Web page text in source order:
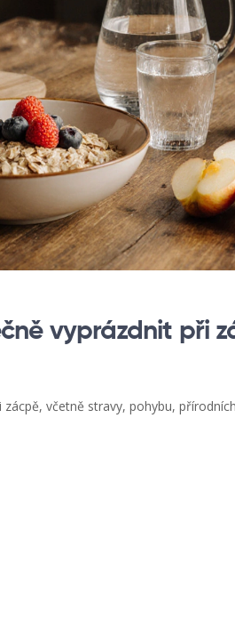
vyprázdnit při
zácpě, včetně stravy, pohybu,